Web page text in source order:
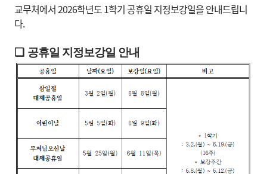
교무처에서 2026학년도 1학기 공휴일 지정보강일을 안내드립니
다.
❑ 공휴일 지정보강일 안내